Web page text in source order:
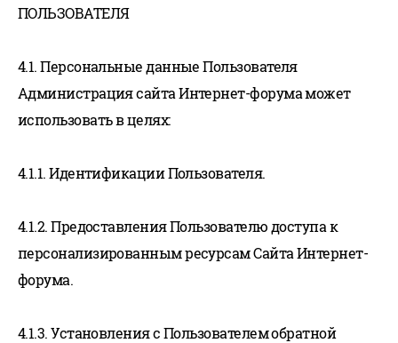
ПОЛЬЗОВАТЕЛЯ
4.1. Персональные данные Пользователя
Администрация сайта Интернет-форума может
использовать в целях:
4.1.1. Идентификации Пользователя.
4.1.2. Предоставления Пользователю доступа к
персонализированным ресурсам Сайта Интернет-
форума.
4.1.3. Установления с Пользователем обратной